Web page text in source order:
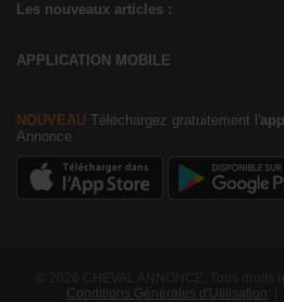
Les nouveaux articles :
APPLICATION MOBILE
NOUVEAU Téléchargez gratuitement l'
Annonce :
Conditions Générales d'Utilisation